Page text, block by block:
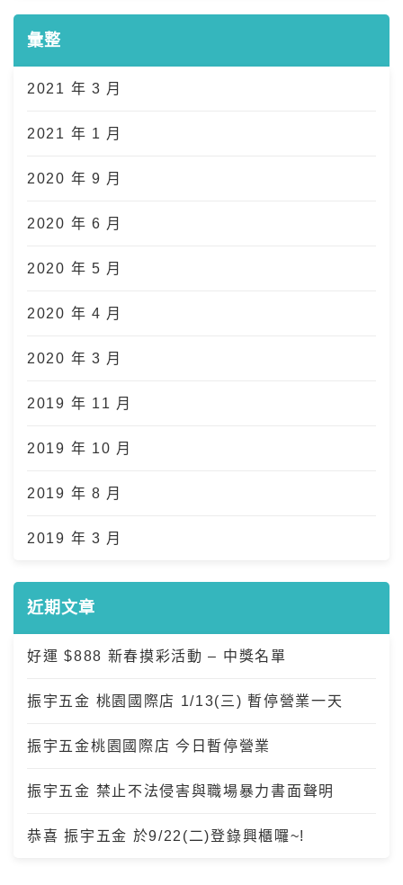
彙整
2021 年 3 月
2021 年 1 月
2020 年 9 月
2020 年 6 月
2020 年 5 月
2020 年 4 月
2020 年 3 月
2019 年 11 月
2019 年 10 月
2019 年 8 月
2019 年 3 月
近期文章
好運 $888 新春摸彩活動 – 中獎名單
振宇五金 桃園國際店 1/13(三) 暫停營業一天
振宇五金桃園國際店 今日暫停營業
振宇五金 禁止不法侵害與職場暴力書面聲明
恭喜 振宇五金 於9/22(二)登錄興櫃囉~!